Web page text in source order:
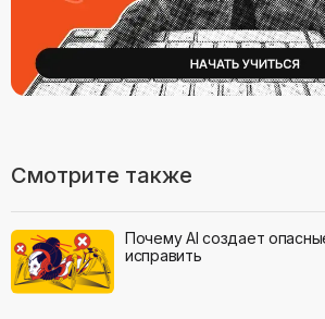
Смотрите также
Почему AI создает
исправить